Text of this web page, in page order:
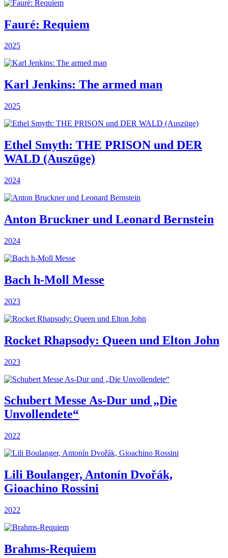
Fauré: Requiem
2025
Karl Jenkins: The armed man
2025
Ethel Smyth: THE PRISON und DER
WALD (Auszüge)
2024
Anton Bruckner und Leonard Bernstein
2024
Bach h-Moll Messe
2023
Rocket Rhapsody: Queen und Elton John
2023
Schubert Messe As-Dur und „Die
Unvollendete“
2022
Lili Boulanger, Antonín Dvořák,
Gioachino Rossini
2022
Brahms-Requiem